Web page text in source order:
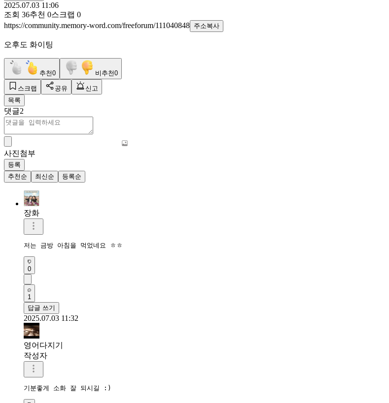
2025.07.03 11:06
조회 36추천 0스크랩 0
https://community.memory-word.com/freeforum/111040848 주소복사
오후도 화이팅
추천0 비추천0
스크랩 공유
신고
목록
댓글2
사진첨부
등록
추천순
최신순 등록순
장화
저는 금방 아침을 먹었네요 ㅎㅎ
0
1
답글 쓰기
2025.07.03 11:32
영어다지기
작성자
기분좋게 소화 잘 되시길 :)